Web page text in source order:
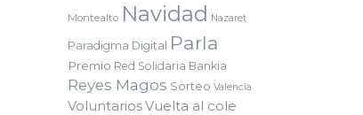
Montealto Navidad Nazaret
Paradigma Digital Parla
Premio Red Solidaria Bankia
Reyes Magos Sorteo Valencia
VoluntariosVuelta al cole